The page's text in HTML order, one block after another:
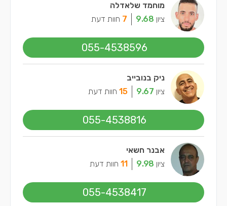
מוחמד שלאדלה
ציון 9.68
7 חוות דעת
055-4538596
ניק בנובייב
ציון 9.67
15 חוות דעת
055-4538816
אבנר חשאי
ציון 9.98
11 חוות דעת
055-4538417